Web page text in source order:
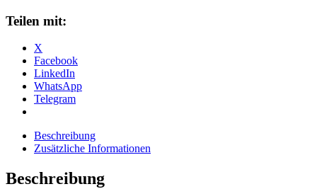
643-
14-
Menge
Teilen mit:
X
Facebook
LinkedIn
WhatsApp
Telegram
Beschreibung
Zusätzliche Informationen
Beschreibung